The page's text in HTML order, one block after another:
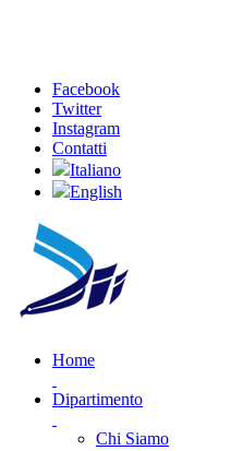
Facebook
Twitter
Instagram
Contatti
Italiano
English
Home
Dipartimento
Chi Siamo